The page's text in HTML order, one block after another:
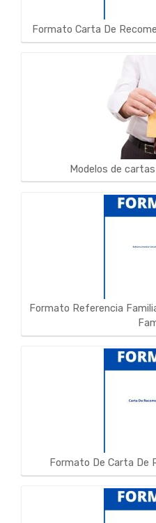
Formato Carta De
Modelos de
Formato Referencia
Formato De Carta De